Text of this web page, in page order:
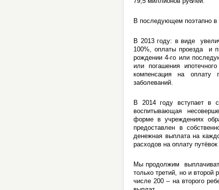
В последующем поэтапно в
В 2013 году: в виде
100%, оплаты проезда и
рождении 4-го или
или погашения
компенсация на оплату
заболеваний.
В 2014 году вступает в
воспитывающая
форме в учреждениях
предоставлен в
денежная выплата на
расходов на оплату
Мы продолжим
только третий, но и второй
числе 200 – на второго